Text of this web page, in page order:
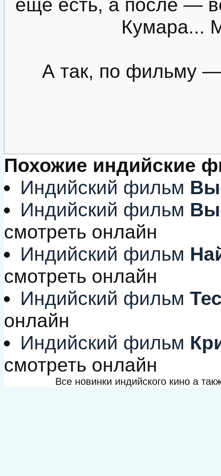
Кумара...
А так, по фильму —
Похожие индийские
Индийский фильм
Индийский фильм
смотреть онлайн
Индийский фильм
смотреть онлайн
Индийский фильм
онлайн
Индийский фильм
смотреть онлайн
Все новинки индийского кино а